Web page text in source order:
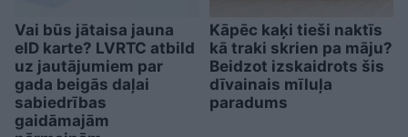
Vai būs jātaisa jauna
eID karte? LVRTC atbild
uz jautājumiem par
gada beigās daļai
sabiedrības
gaidāmajām
Kāpēc kaķi tieši naktīs
kā traki skrien pa māju?
Beidzot izskaidrots šis
dīvainais mīluļa
paradums